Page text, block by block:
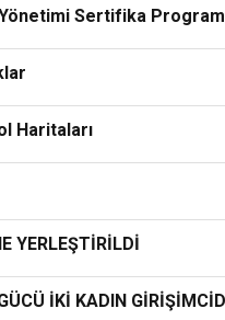
Sertifika
Haritaları
YERLEŞTİRİLDİ
İKİ KADIN